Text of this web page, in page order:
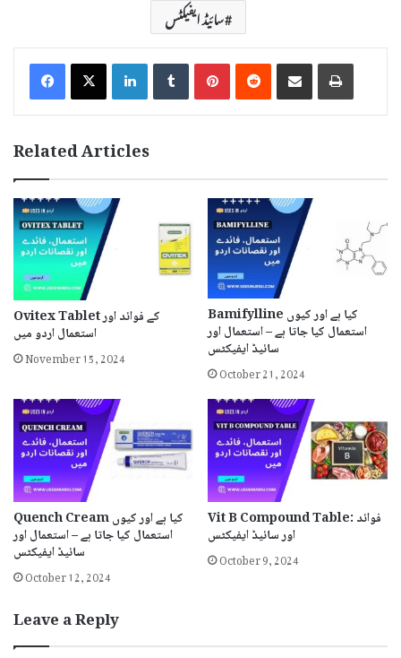
سائیڈ ایفیکٹس
LinkedInTumblrPinterestReddit Share via Email Print
Related Articles
Ovitex Tablet کے فوائد اور
استعمال اردو میں
November 15, 2024
Bamifylline کیا ہے اور کیوں
استعمال کیا جاتا ہے – استعمال اور
سائیڈ ایفیکٹس
October 21, 2024
Quench Cream کیا ہے اور کیوں
استعمال کیا جاتا ہے – استعمال اور
سائیڈ ایفیکٹس
October 12, 2024
Vit B Compound Table: فوائد
اور سائیڈ ایفیکٹس
October 9, 2024
Leave a Reply